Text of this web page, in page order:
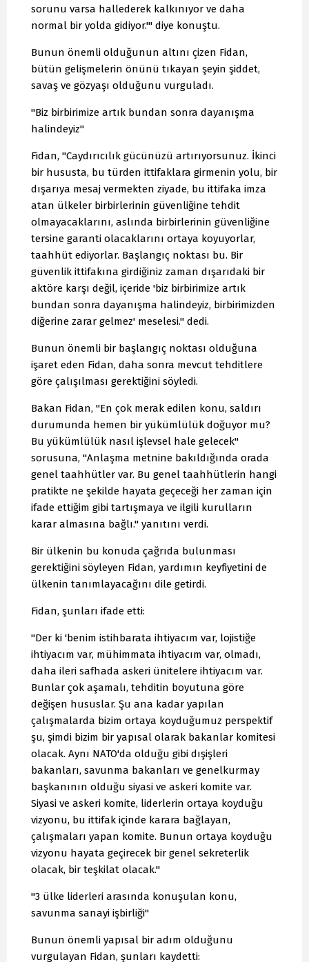
sorunu varsa hallederek kalkınıyor ve daha
normal bir yolda gidiyor.'" diye konuştu.
Bunun önemli olduğunun altını çizen Fidan,
bütün gelişmelerin önünü tıkayan şeyin şiddet,
savaş ve gözyaşı olduğunu vurguladı.
"Biz birbirimize artık bundan sonra dayanışma
halindeyiz"
Fidan, "Caydırıcılık gücünüzü artırıyorsunuz. İkinci
bir hususta, bu türden ittifaklara girmenin yolu, bir
dışarıya mesaj vermekten ziyade, bu ittifaka imza
atan ülkeler birbirlerinin güvenliğine tehdit
olmayacaklarını, aslında birbirlerinin güvenliğine
tersine garanti olacaklarını ortaya koyuyorlar,
taahhüt ediyorlar. Başlangıç noktası bu. Bir
güvenlik ittifakına girdiğiniz zaman dışarıdaki bir
aktöre karşı değil, içeride 'biz birbirimize artık
bundan sonra dayanışma halindeyiz, birbirimizden
diğerine zarar gelmez' meselesi." dedi.
Bunun önemli bir başlangıç noktası olduğuna
işaret eden Fidan, daha sonra mevcut tehditlere
göre çalışılması gerektiğini söyledi.
Bakan Fidan, "En çok merak edilen konu, saldırı
durumunda hemen bir yükümlülük doğuyor mu?
Bu yükümlülük nasıl işlevsel hale gelecek"
sorusuna, "Anlaşma metnine bakıldığında orada
genel taahhütler var. Bu genel taahhütlerin hangi
pratikte ne şekilde hayata geçeceği her zaman için
ifade ettiğim gibi tartışmaya ve ilgili kurulların
karar almasına bağlı." yanıtını verdi.
Bir ülkenin bu konuda çağrıda bulunması
gerektiğini söyleyen Fidan, yardımın keyfiyetini de
ülkenin tanımlayacağını dile getirdi.
Fidan, şunları ifade etti:
"Der ki 'benim istihbarata ihtiyacım var, lojistiğe
ihtiyacım var, mühimmata ihtiyacım var, olmadı,
daha ileri safhada askeri ünitelere ihtiyacım var.
Bunlar çok aşamalı, tehditin boyutuna göre
değişen hususlar. Şu ana kadar yapılan
çalışmalarda bizim ortaya koyduğumuz perspektif
şu, şimdi bizim bir yapısal olarak bakanlar komitesi
olacak. Aynı NATO'da olduğu gibi dışişleri
bakanları, savunma bakanları ve genelkurmay
başkanının olduğu siyasi ve askeri komite var.
Siyasi ve askeri komite, liderlerin ortaya koyduğu
vizyonu, bu ittifak içinde karara bağlayan,
çalışmaları yapan komite. Bunun ortaya koyduğu
vizyonu hayata geçirecek bir genel sekreterlik
olacak, bir teşkilat olacak."
"3 ülke liderleri arasında konuşulan konu,
savunma sanayi işbirliği"
Bunun önemli yapısal bir adım olduğunu
vurgulayan Fidan, şunları kaydetti: